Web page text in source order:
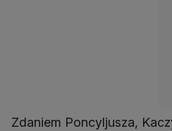
Zdaniem Poncyljusza,